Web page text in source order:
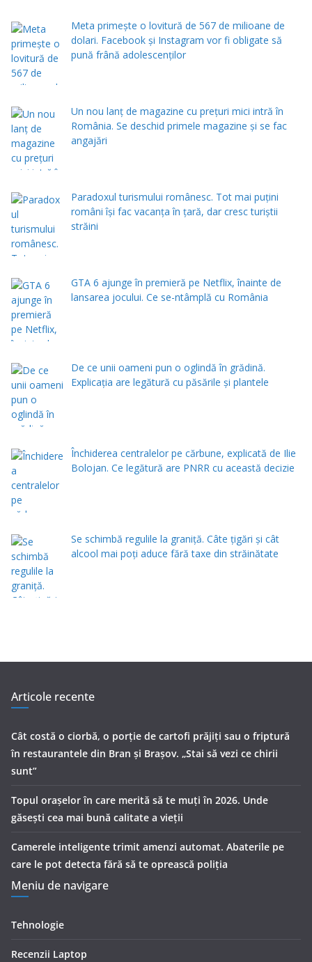
Meta primește o lovitură de 567 de milioane de
dolari. Facebook și Instagram vor fi obligate să
pună frână adolescenților
Un nou lanț de magazine cu prețuri mici intră în
România. Se deschid primele magazine și se fac
angajări
Paradoxul turismului românesc. Tot mai puțini
români își fac vacanța în țară, dar cresc turiștii
străini
GTA 6 ajunge în premieră pe Netflix, înainte de
lansarea jocului. Ce se-ntâmplă cu România
De ce unii oameni pun o oglindă în grădină.
Explicația are legătură cu păsările și plantele
Închiderea centralelor pe cărbune, explicată de Ilie
Bolojan. Ce legătură are PNRR cu această decizie
Se schimbă regulile la graniță. Câte țigări și cât
alcool mai poți aduce fără taxe din străinătate
Articole recente
Cât costă o ciorbă, o porţie de cartofi prăjiţi sau o friptură
în restaurantele din Bran şi Braşov. „Stai să vezi ce chirii
sunt”
Topul orașelor în care merită să te muți în 2026. Unde
găsești cea mai bună calitate a vieții
Camerele inteligente trimit amenzi automat. Abaterile pe
care le pot detecta fără să te oprească poliția
Meniu de navigare
Tehnologie
Recenzii Laptop